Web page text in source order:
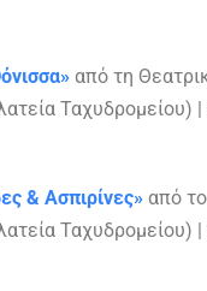
από τη
Ταχυδρομείου) |
& Ασπιρίνες» από
Ταχυδρομείου) |